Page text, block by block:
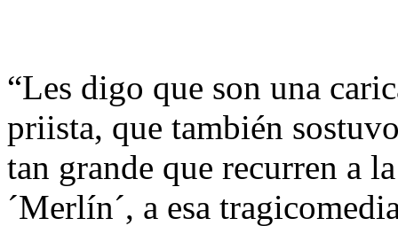
“Les digo que son una
priista, que también
tan grande que recurren a
´Merlín´, a esa